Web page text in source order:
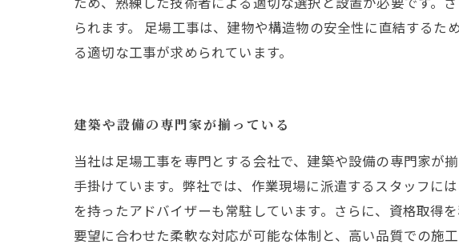
られます。 足場工事は、建物や構造物の安全性に直結する
る適切な工事が求められています。
建築や設備の専門家が揃っている
当社は足場工事を専門とする会社で、建築や設備の専門家が
手掛けています。弊社では、作業現場に派遣するスタッフに
を持ったアドバイザーも常駐しています。さらに、資格取得
要望に合わせた柔軟な対応が可能な体制と、高い品質での施